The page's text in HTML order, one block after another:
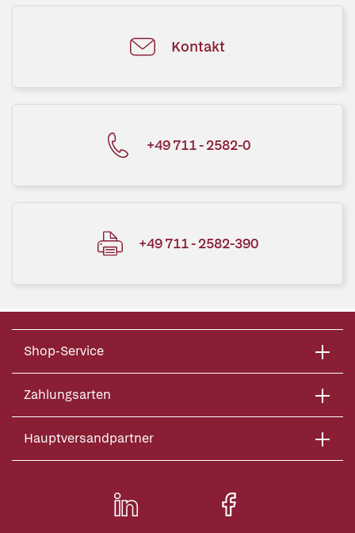
Kontakt
+49 711 - 2582-0
+49 711 - 2582-390
Shop-Service
Zahlungsarten
Hauptversandpartner